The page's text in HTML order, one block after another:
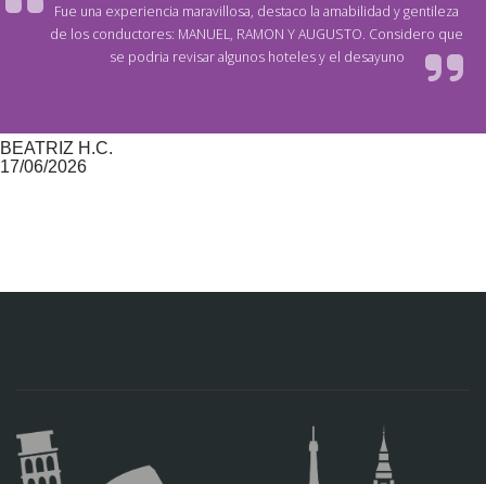
Fue una experiencia maravillosa, destaco la amabilidad y gentileza
de los conductores: MANUEL, RAMON Y AUGUSTO. Considero que
se podria revisar algunos hoteles y el desayuno
BEATRIZ H.C.
17/06/2026